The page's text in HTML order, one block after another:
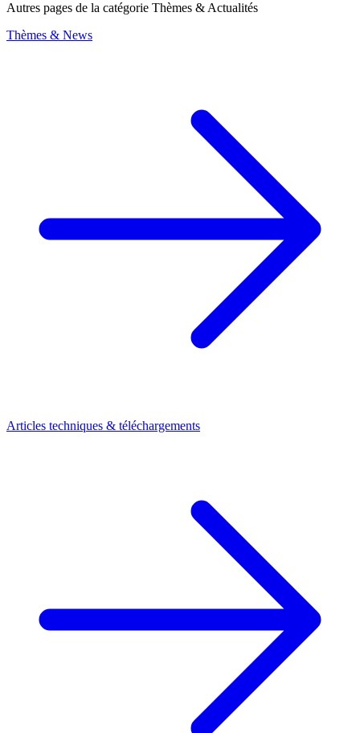
Autres pages de la catégorie Thèmes & Actualités
Thèmes & News
Articles techniques & téléchargements